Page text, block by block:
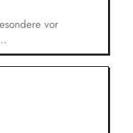
vor
bei
von